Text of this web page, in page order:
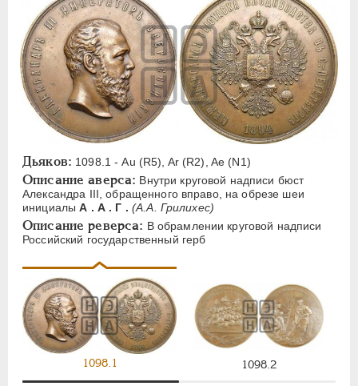
Дьяков: 1098.1 - Au (R5), Ar (R2), Ae (N1)
Описание аверса: Внутри круговой надписи бюст
Александра III, обращенного вправо, на обрезе шеи
инициалыА . А . Г . (А.А. Грилихес)
Описание реверса: В обрамлении круговой надписи
Российский государственный герб
1098.1 1098.2
АЛЕКСАНДР I 1801-1825
НИКОЛАЙ I 1826-1855
АЛЕКСАНДР II 1855-1881
АЛЕКСАНДР III 1881-1894
Латинская надпись
E F J K
M
R S T V W X
Русская надпись
А Б В Г Д Е
К
Х Э
Цифры
2 7